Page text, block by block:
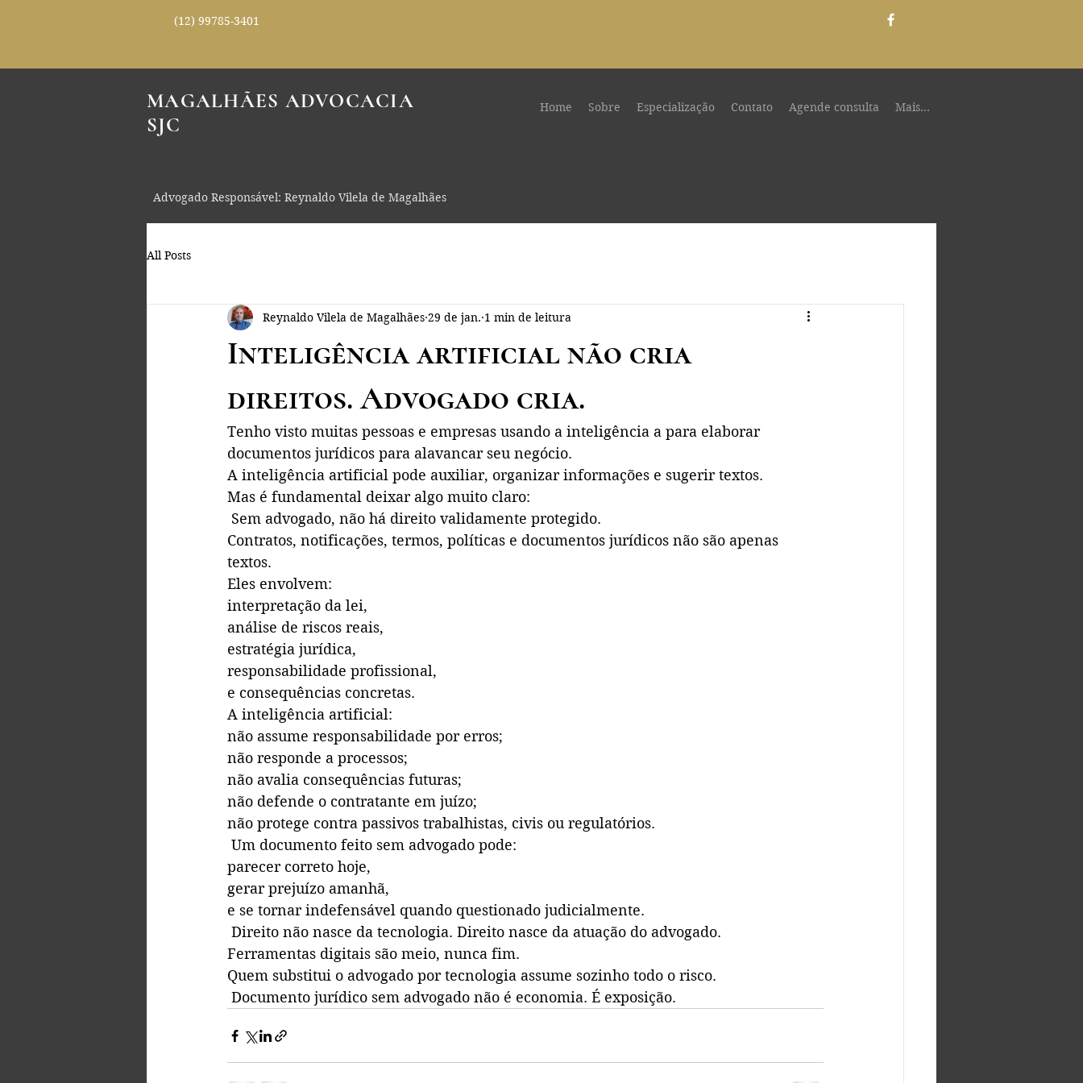
(12) 99785-3401
MAGALHÃES ADVOCACIA
SJC
Home Sobre Especialização Contato Agende consulta Mais...
Advogado Responsável: Reynaldo Vilela de Magalhães
All Posts
Inteligência artificial não cria
direitos. Advogado cria.
Reynaldo Vilela de Magalhães 29 de jan. 1 min de leitura
Tenho visto muitas pessoas e empresas usando a inteligência a para elaborar
documentos jurídicos para alavancar seu negócio.
A inteligência artificial pode auxiliar, organizar informações e sugerir textos.
Mas é fundamental deixar algo muito claro:
Sem advogado, não há direito validamente protegido.
Contratos, notificações, termos, políticas e documentos jurídicos não são apenas
textos.
Eles envolvem:
interpretação da lei,
análise de riscos reais,
estratégia jurídica,
responsabilidade profissional,
e consequências concretas.
A inteligência artificial:
não assume responsabilidade por erros;
não responde a processos;
não avalia consequências futuras;
não defende o contratante em juízo;
não protege contra passivos trabalhistas, civis ou regulatórios.
Um documento feito sem advogado pode:
parecer correto hoje,
gerar prejuízo amanhã,
e se tornar indefensável quando questionado judicialmente.
Direito não nasce da tecnologia. Direito nasce da atuação do advogado.
Ferramentas digitais são meio, nunca fim.
Quem substitui o advogado por tecnologia assume sozinho todo o risco.
Documento jurídico sem advogado não é economia. É exposição.